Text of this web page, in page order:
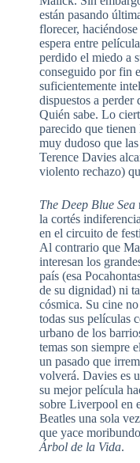
están pasando
florecer,
espera entre
perdido el miedo a
conseguido por fin
suficientemente
dispuestos a perder
Quién sabe. Lo
parecido que tienen
muy dudoso que
Terence Davies
violento rechazo)
The Deep Blue Sea
la cortés
en el circuito de
Al contrario que
interesan los
país (esa
de su dignidad) ni
cósmica. Su cine
todas sus películas
urbano de los
temas son siempre
un pasado que
volverá. Davies es
su mejor película
sobre Liverpool en
Beatles una sola
que yace
Árbol de la Vida.